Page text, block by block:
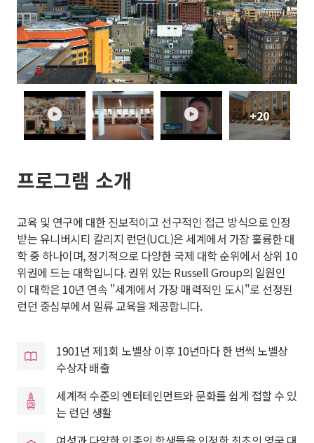
play play +20
프로그램 소개
교육 및 연구에 대한 진보적이고 선구적인 접근 방식으로 인정
받는 유니버시티 칼리지 런던(UCL)은 세계에서 가장 훌륭한 대
학 중 하나이며, 정기적으로 다양한 국제 대학 순위에서 상위 10
위권에 드는 대학입니다. 권위 있는 Russell Group의 일원인
이 대학은 10년 연속 "세계에서 가장 매력적인 도시"로 선정된
런던 중심부에서 일류 교육을 제공합니다.
1901년 제1회 노벨상 이후 10년마다 한 번씩 노벨상
수상자 배출
세계적 수준의 엔터테인먼트와 문화를 쉽게 접할 수 있
는 런던 생활